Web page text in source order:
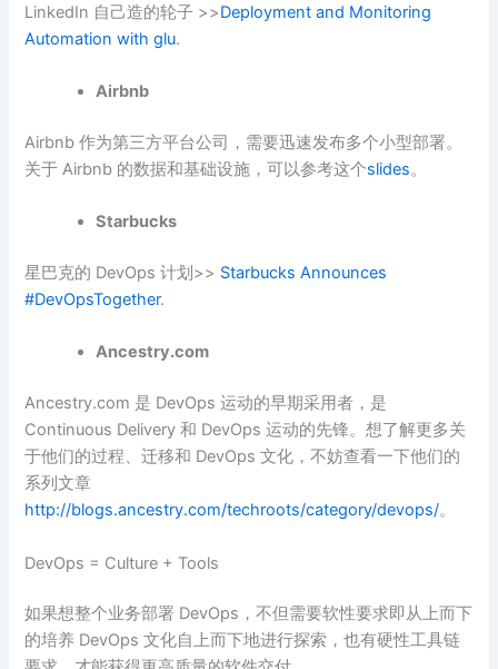
LinkedIn 自己造的轮子 >>Deployment and Monitoring
Automation with glu.
Airbnb
Airbnb 作为第三方平台公司，需要迅速发布多个小型部署。
关于 Airbnb 的数据和基础设施，可以参考这个slides。
Starbucks
星巴克的 DevOps 计划>> Starbucks Announces
#DevOpsTogether.
Ancestry.com
Ancestry.com 是 DevOps 运动的早期采用者，是
Continuous Delivery 和 DevOps 运动的先锋。想了解更多关
于他们的过程、迁移和 DevOps 文化，不妨查看一下他们的
系列文章
http://blogs.ancestry.com/techroots/category/devops/。
DevOps = Culture + Tools
如果想整个业务部署 DevOps，不但需要软性要求即从上而下
的培养 DevOps 文化自上而下地进行探索，也有硬性工具链